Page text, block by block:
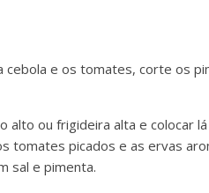
cebola e os tomates, corte os
ou frigideira alta e colocar lá
tomates picados e as ervas
sal e pimenta.